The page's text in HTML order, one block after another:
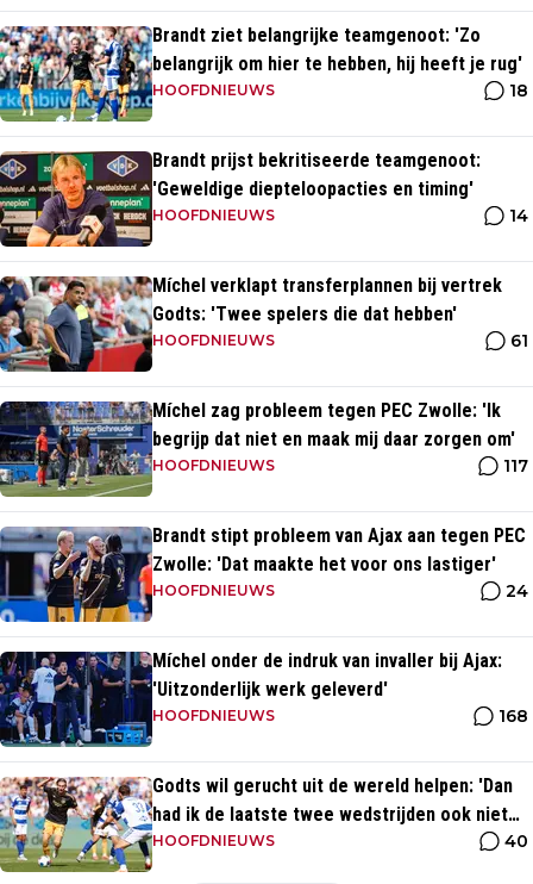
Brandt ziet belangrijke teamgenoot: 'Zo
belangrijk om hier te hebben, hij heeft je rug'
HOOFDNIEUWS 18
Brandt prijst bekritiseerde teamgenoot:
'Geweldige diepteloopacties en timing'
HOOFDNIEUWS 14
Míchel verklapt transferplannen bij vertrek
Godts: 'Twee spelers die dat hebben'
HOOFDNIEUWS 61
Míchel zag probleem tegen PEC Zwolle: 'Ik
begrijp dat niet en maak mij daar zorgen om'
HOOFDNIEUWS 117
Brandt stipt probleem van Ajax aan tegen PEC
Zwolle: 'Dat maakte het voor ons lastiger'
HOOFDNIEUWS 24
Míchel onder de indruk van invaller bij Ajax:
'Uitzonderlijk werk geleverd'
HOOFDNIEUWS 168
Godts wil gerucht uit de wereld helpen: 'Dan
had ik de laatste twee wedstrijden ook niet
gespeeld'
HOOFDNIEUWS 40